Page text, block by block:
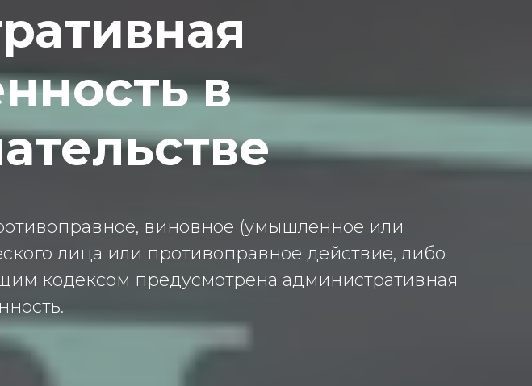
в
виновное (умышленное или
лица или противоправное действие, либо
кодексом предусмотрена административная